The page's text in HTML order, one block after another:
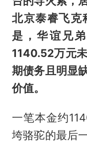
北京泰睿飞克
是，华谊兄
1140.52万元
期债务且明显
价值。
一笔本金约
垮骆驼的最后